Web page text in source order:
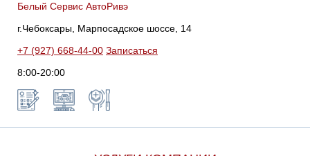
Белый Сервис АвтоРивэ
г.Чебоксары, Марпосадское шоссе, 14
+7 (927) 668-44-00 Записаться
8:00-20:00